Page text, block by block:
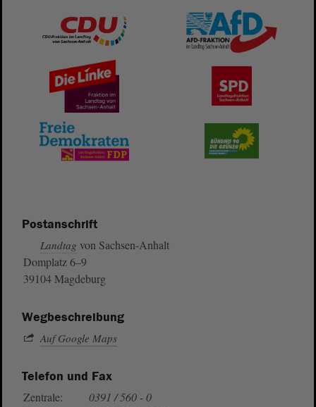
Postanschrift
Landtag von Sachsen-Anhalt
Domplatz 6–9
39104 Magdeburg
Wegbeschreibung
Auf Google Maps
Telefon und Fax
Zentrale:
0391 / 560 - 0